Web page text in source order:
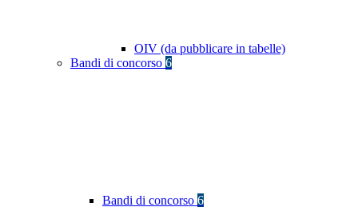
OIV (da pubblicare in tabelle)
Bandi di concorso 6
Bandi di concorso 6